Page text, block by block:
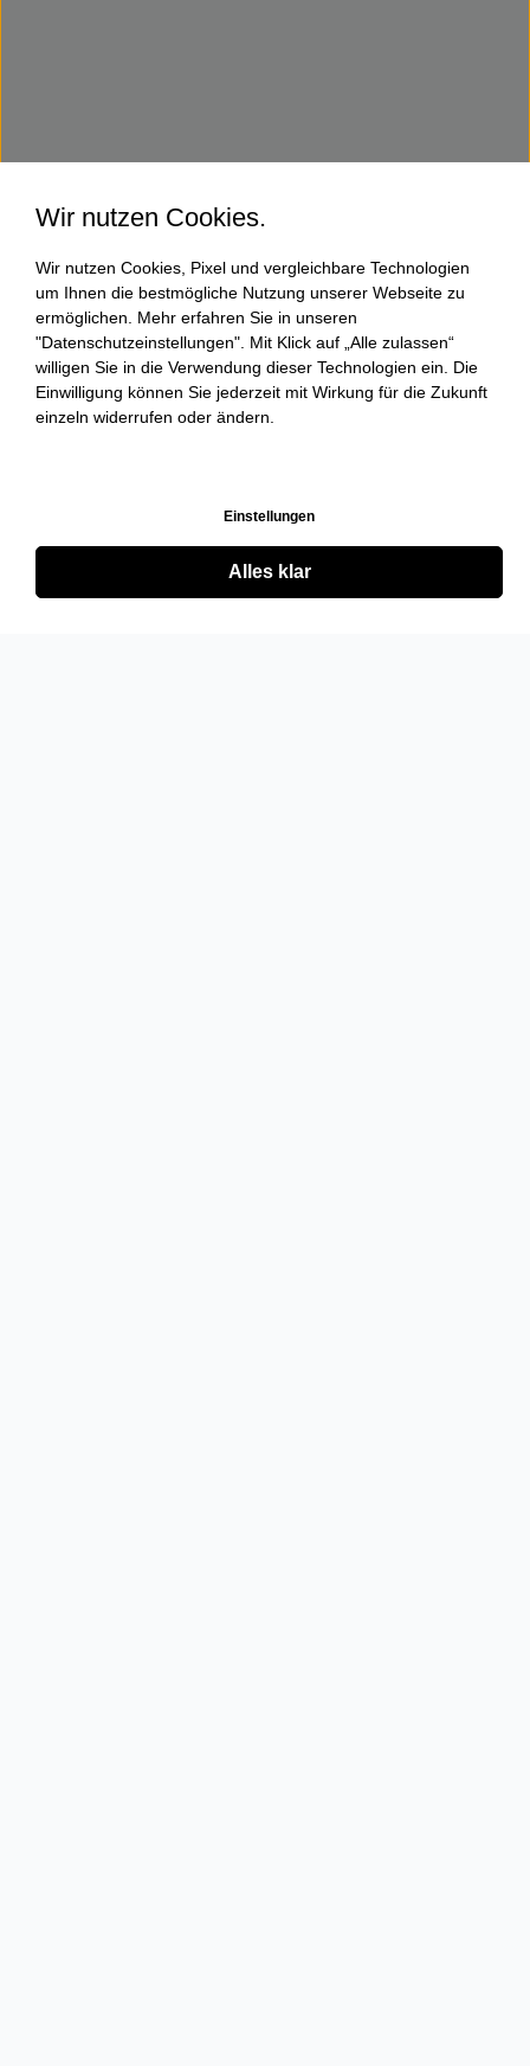
Wir nutzen Cookies.
Wir nutzen Cookies, Pixel und vergleichbare Technologien
um Ihnen die bestmögliche Nutzung unserer Webseite zu
ermöglichen. Mehr erfahren Sie in unseren
"Datenschutzeinstellungen". Mit Klick auf „Alle zulassen“
willigen Sie in die Verwendung dieser Technologien ein. Die
Einwilligung können Sie jederzeit mit Wirkung für die Zukunft
einzeln widerrufen oder ändern.
Einstellungen
Alles klar